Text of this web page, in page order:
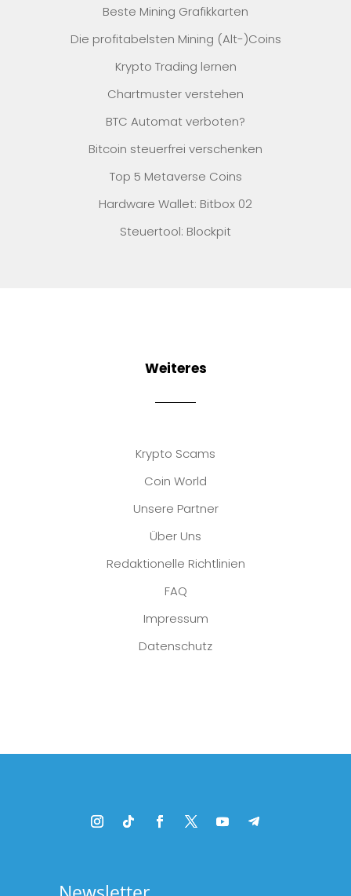
Beste Mining Grafikkarten
Die profitabelsten Mining (Alt-)Coins
Krypto Trading lernen
Chartmuster verstehen
BTC Automat verboten?
Bitcoin steuerfrei verschenken
Top 5 Metaverse Coins
Hardware Wallet: Bitbox 02
Steuertool: Blockpit
Weiteres
Krypto Scams
Coin World
Unsere Partner
Über Uns
Redaktionelle Richtlinien
FAQ
Impressum
Datenschutz